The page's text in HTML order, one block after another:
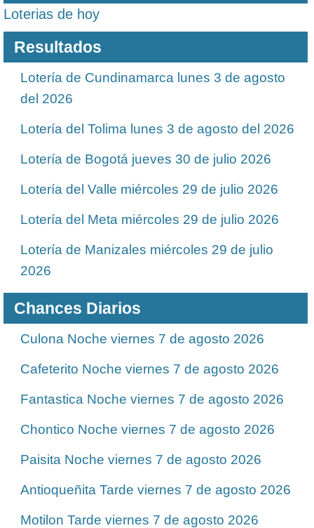
Loterias de hoy
Resultados
Lotería de Cundinamarca lunes 3 de agosto
del 2026
Lotería del Tolima lunes 3 de agosto del 2026
Lotería de Bogotá jueves 30 de julio 2026
Lotería del Valle miércoles 29 de julio 2026
Lotería del Meta miércoles 29 de julio 2026
Lotería de Manizales miércoles 29 de julio
2026
Chances Diarios
Culona Noche viernes 7 de agosto 2026
Cafeterito Noche viernes 7 de agosto 2026
Fantastica Noche viernes 7 de agosto 2026
Chontico Noche viernes 7 de agosto 2026
Paisita Noche viernes 7 de agosto 2026
Antioqueñita Tarde viernes 7 de agosto 2026
Motilon Tarde viernes 7 de agosto 2026